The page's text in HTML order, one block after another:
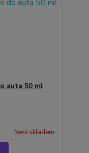
auta 50 ml
Není skladem